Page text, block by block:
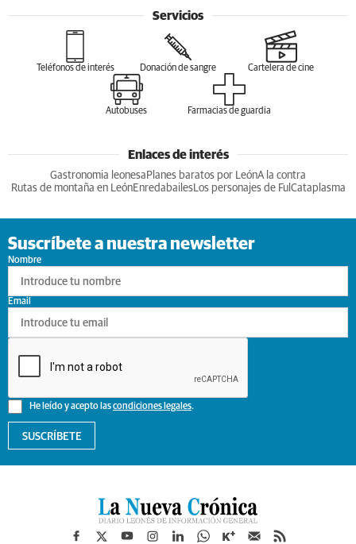
Servicios
Teléfonos de interés Donación de sangre Cartelera de cine
Autobuses Farmacias de guardia
Enlaces de interés
Gastronomia leonesa Planes baratos por LeónA la contra
Rutas de montaña en LeónEnredabailesLos personajes de Ful Cataplasma
Suscríbete a nuestra newsletter
Nombre
He leído y acepto lascondiciones legales.
Email
SUSCRÍBETE